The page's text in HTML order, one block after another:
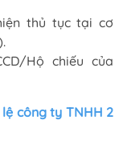
thủ tục tại cơ
Hộ chiếu của
công ty TNHH 2